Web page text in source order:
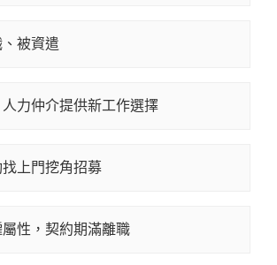
被資遣
力仲介提供新工作選擇
上門挖角招募
性，契約期滿離職